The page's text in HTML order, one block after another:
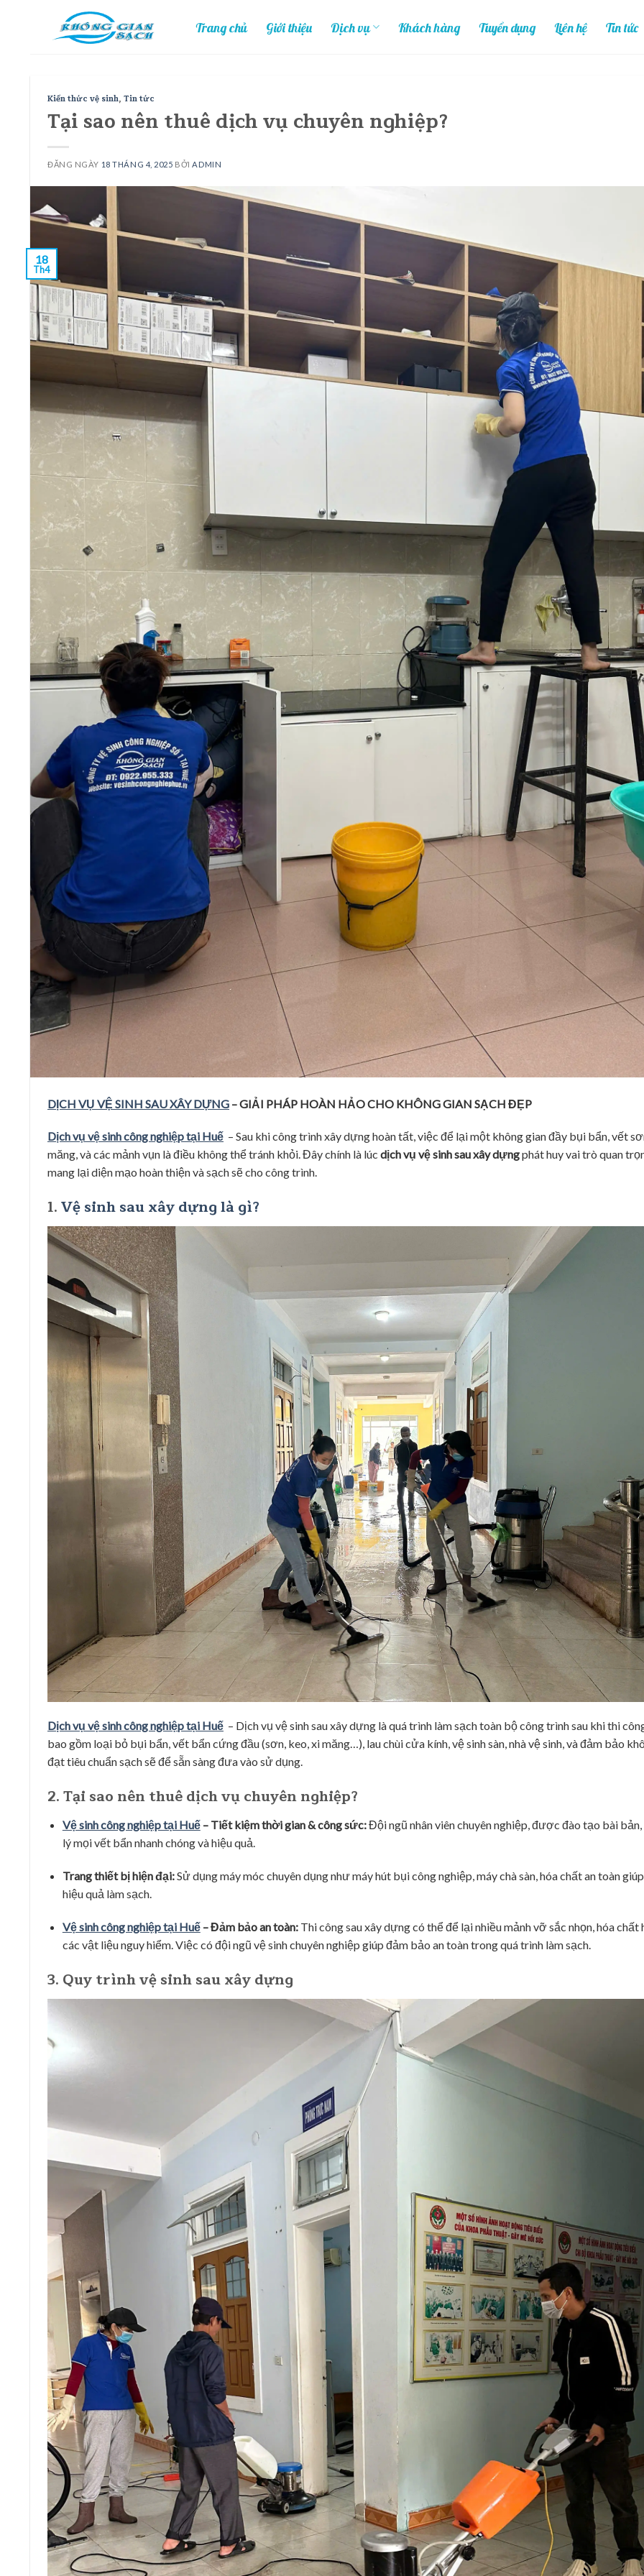
Trang chủ Giới thiệu Dịch vụ Khách hàng Tuyển dụng Liên hệ Tin tức
Kiến thức vệ sinh, Tin tức
Tại sao nên thuê dịch vụ chuyên nghiệp?
ĐĂNG NGÀY 18 THÁNG 4, 2025 BỞI ADMIN
18
Th4
DỊCH VỤ VỆ SINH SAU XÂY DỰNG – GIẢI PHÁP HOÀN HẢO CHO KHÔNG GIAN SẠCH ĐẸP
Dịch vụ vệ sinh công nghiệp tại Huế – Sau khi công trình xây dựng hoàn tất, việc để lại một không gian đầy bụi bẩn, vết
măng, và các mảnh vụn là điều không thể tránh khỏi. Đây chính là lúc dịch vụ vệ sinh sau xây dựngphát huy vai trò quan
mang lại diện mạo hoàn thiện và sạch sẽ cho công trình.
1.Vệ sinh sau xây dựng là gì?
Dịch vụ vệ sinh công nghiệp tại Huế – Dịch vụ vệ sinh sau xây dựng là quá trình làm sạch toàn bộ công trình sau khi thi
bao gồm loại bỏ bụi bẩn, vết bẩn cứng đầu (sơn, keo, xi măng…), lau chùi cửa kính, vệ sinh sàn, nhà vệ sinh, và đảm bảo
đạt tiêu chuẩn sạch sẽ để sẵn sàng đưa vào sử dụng.
2. Tại sao nên thuê dịch vụ chuyên nghiệp?
Vệ sinh công nghiệp tại Huế– Tiết kiệm thời gian & công sức:Đội ngũ nhân viên chuyên nghiệp, được đào tạo bài
lý mọi vết bẩn nhanh chóng và hiệu quả.
Trang thiết bị hiện đại:Sử dụng máy móc chuyên dụng như máy hút bụi công nghiệp, máy chà sàn, hóa chất an toàn
hiệu quả làm sạch.
Vệ sinh công nghiệp tại Huế– Đảm bảo an toàn:Thi công sau xây dựng có thể để lại nhiều mảnh vỡ sắc nhọn, hóa chất
các vật liệu nguy hiểm. Việc có đội ngũ vệ sinh chuyên nghiệp giúp đảm bảo an toàn trong quá trình làm sạch.
3. Quy trình vệ sinh sau xây dựng